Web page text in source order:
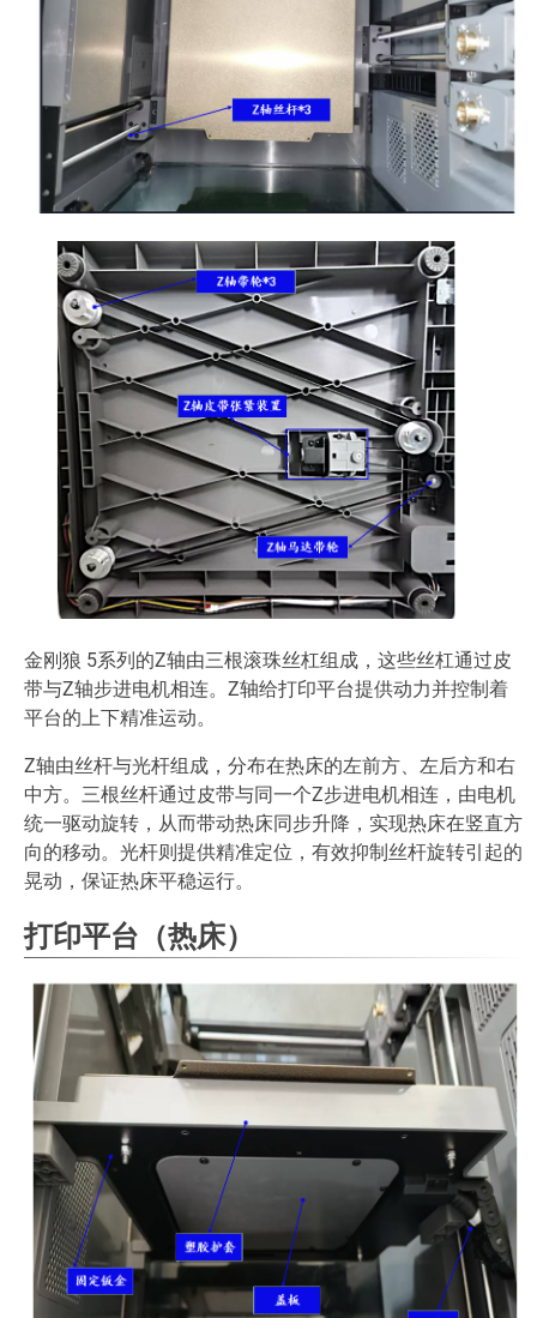
金刚狼 5系列的Z轴由三根滚珠丝杠组成，这些丝杠通过皮
带与Z轴步进电机相连。Z轴给打印平台提供动力并控制着
平台的上下精准运动。
Z轴由丝杆与光杆组成，分布在热床的左前方、左后方和右
中方。三根丝杆通过皮带与同一个Z步进电机相连，由电机
统一驱动旋转，从而带动热床同步升降，实现热床在竖直方
向的移动。光杆则提供精准定位，有效抑制丝杆旋转引起的
晃动，保证热床平稳运行。
打印平台（热床）